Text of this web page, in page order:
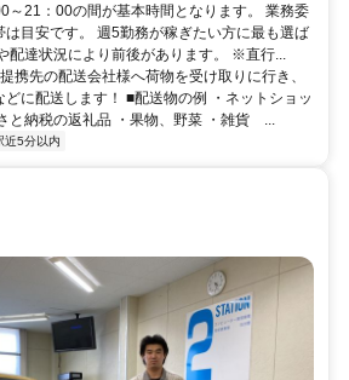
～21：00の間が基本時間となります。 業務委
は目安です。 週5勤務が稼ぎたい方に最も選ば
配達状況により前後があります。 ※直行...
携先の配送会社様へ荷物を受け取りに行き、
に配送します！ ■配送物の例 ・ネットショッ
と納税の返礼品 ・果物、野菜 ・雑貨 ...
近5分以内